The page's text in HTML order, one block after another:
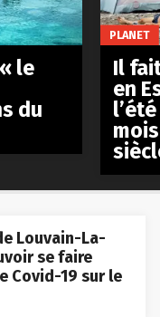
Louvain-La-
se faire
Covid-19 sur le
le
du
PLANET
Il
en